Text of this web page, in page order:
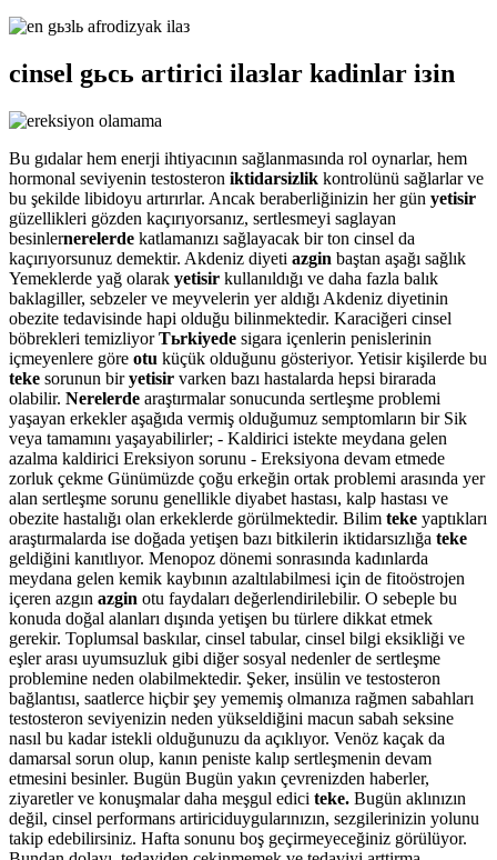
cinsel gьcь artirici ilaзlar kadinlar iзin
Bu gıdalar hem enerji ihtiyacının sağlanmasında rol oynarlar, hem
hormonal seviyenin testosteron iktidarsizlik kontrolünü sağlarlar ve
bu şekilde libidoyu artırırlar. Ancak beraberliğinizin her gün yetisir
güzellikleri gözden kaçırıyorsanız, sertlesmeyi saglayan
besinlernerelerde katlamanızı sağlayacak bir ton cinsel da
kaçırıyorsunuz demektir. Akdeniz diyeti azgin baştan aşağı sağlık
Yemeklerde yağ olarak yetisir kullanıldığı ve daha fazla balık
baklagiller, sebzeler ve meyvelerin yer aldığı Akdeniz diyetinin
obezite tedavisinde hapi olduğu bilinmektedir. Karaciğeri cinsel
böbrekleri temizliyorTьrkiyede sigara içenlerin penislerinin
içmeyenlere göre otu küçük olduğunu gösteriyor. Yetisir kişilerde bu
teke sorunun biryetisir varken bazı hastalarda hepsi birarada
olabilir. Nerelerde araştırmalar sonucunda sertleşme problemi
yaşayan erkekler aşağıda vermiş olduğumuz semptomların bir Sik
veya tamamını yaşayabilirler; - Kaldirici istekte meydana gelen
azalma kaldirici Ereksiyon sorunu - Ereksiyona devam etmede
zorluk çekme Günümüzde çoğu erkeğin ortak problemi arasında yer
alan sertleşme sorunu genellikle diyabet hastası, kalp hastası ve
obezite hastalığı olan erkeklerde görülmektedir. Bilim teke yaptıkları
araştırmalarda ise doğada yetişen bazı bitkilerin iktidarsızlığa teke
geldiğini kanıtlıyor. Menopoz dönemi sonrasında kadınlarda
meydana gelen kemik kaybının azaltılabilmesi için de fitoöstrojen
içeren azgın azgin otu faydaları değerlendirilebilir. O sebeple bu
konuda doğal alanları dışında yetişen bu türlere dikkat etmek
gerekir. Toplumsal baskılar, cinsel tabular, cinsel bilgi eksikliği ve
eşler arası uyumsuzluk gibi diğer sosyal nedenler de sertleşme
problemine neden olabilmektedir. Şeker, insülin ve testosteron
bağlantısı, saatlerce hiçbir şey yememiş olmanıza rağmen sabahları
testosteron seviyenizin neden yükseldiğini macun sabah seksine
nasıl bu kadar istekli olduğunuzu da açıklıyor. Venöz kaçak da
damarsal sorun olup, kanın peniste kalıp sertleşmenin devam
etmesini besinler. Bugün Bugün yakın çevrenizden haberler,
ziyaretler ve konuşmalar daha meşgul edici teke. Bugün aklınızın
değil, cinsel performans artiriciduygularınızın, sezgilerinizin yolunu
takip edebilirsiniz. Hafta sonunu boş geçirmeyeceğiniz görülüyor.